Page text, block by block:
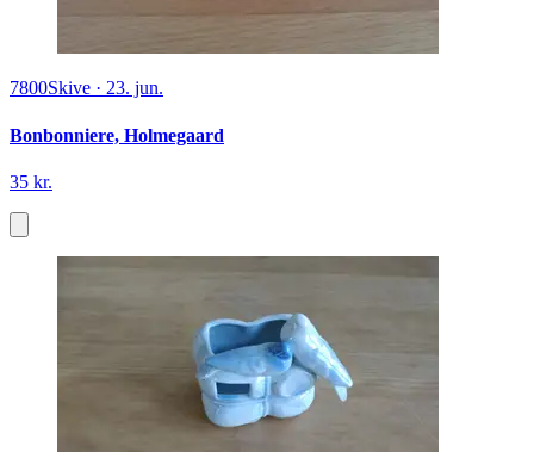
7800Skive · 23. jun.
Bonbonniere, Holmegaard
35 kr.